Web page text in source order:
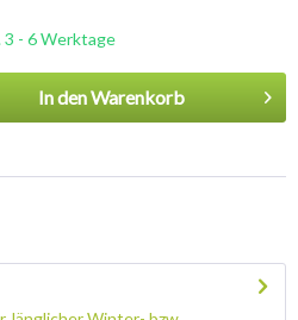
- 6 Werktage
In denWarenkorb